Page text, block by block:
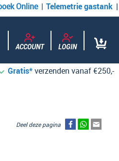
Online Telemetrie gastank
ACCOUNT LOGIN
Gratis*verzenden vanaf €250,-
Deel deze pagina